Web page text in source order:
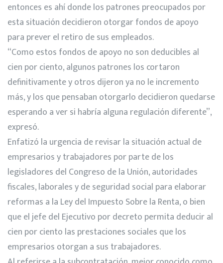
entonces es ahí donde los patrones preocupados por
esta situación decidieron otorgar fondos de apoyo
para prever el retiro de sus empleados.
“Como estos fondos de apoyo no son deducibles al
cien por ciento, algunos patrones los cortaron
definitivamente y otros dijeron ya no le incremento
más, y los que pensaban otorgarlo decidieron quedarse
esperando a ver si habría alguna regulación diferente”,
expresó.
Enfatizó la urgencia de revisar la situación actual de
empresarios y trabajadores por parte de los
legisladores del Congreso de la Unión, autoridades
fiscales, laborales y de seguridad social para elaborar
reformas a la Ley del Impuesto Sobre la Renta, o bien
que el jefe del Ejecutivo por decreto permita deducir al
cien por ciento las prestaciones sociales que los
empresarios otorgan a sus trabajadores.